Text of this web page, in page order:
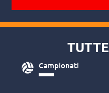
TUTTE
Campionati